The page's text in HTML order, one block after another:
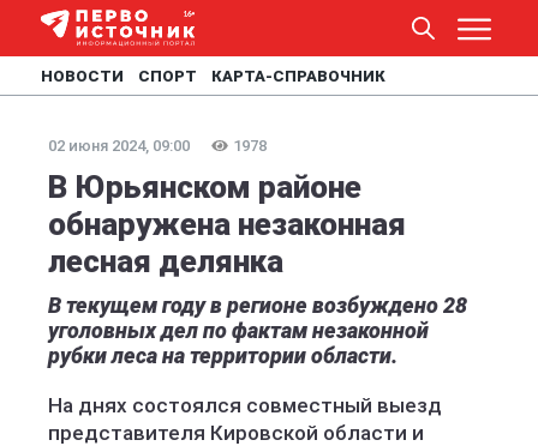
НОВОСТИ СПОРТ КАРТА-СПРАВОЧНИК
02 июня 2024, 09:00 1978
В Юрьянском районе
обнаружена незаконная
лесная делянка
В текущем году в регионе возбуждено 28
уголовных дел по фактам незаконной
рубки леса на территории области.
На днях состоялся совместный выезд
представителя Кировской области и